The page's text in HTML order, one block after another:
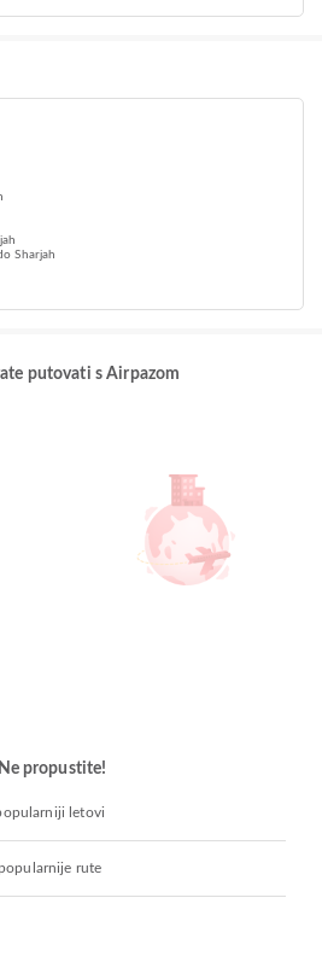
Sharjah
putovati s Airpazom
Ne propustite!
letovi
rute